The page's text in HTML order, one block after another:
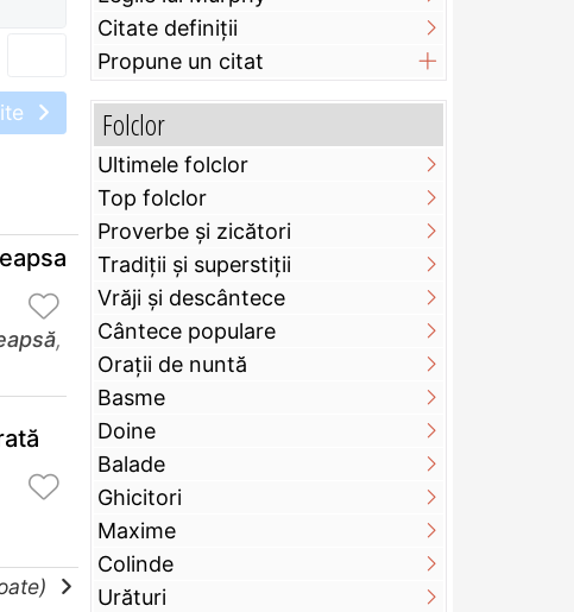
,
Citate definiţii
Propune un citat
Folclor
Ultimele folclor
Top folclor
Proverbe și zicători
Tradiții și superstiții
Vrăji și descântece
Cântece populare
Orații de nuntă
Basme
Doine
Balade
Ghicitori
Maxime
Colinde
Urături